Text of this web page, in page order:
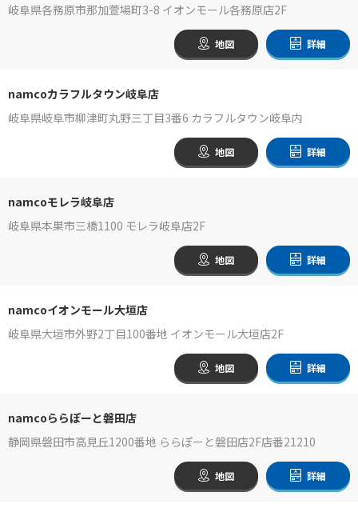
岐阜県各務原市那加萱場町3-8 イオンモール各務原店2F
地図 詳細
namcoカラフルタウン岐阜店
岐阜県岐阜市柳津町丸野三丁目3番6 カラフルタウン岐阜内
地図 詳細
namcoモレラ岐阜店
岐阜県本巣市三橋1100 モレラ岐阜店2F
地図 詳細
namcoイオンモール大垣店
岐阜県大垣市外野2丁目100番地 イオンモール大垣店2F
地図 詳細
namcoららぽーと磐田店
静岡県磐田市高見丘1200番地 ららぽーと磐田店2F店番21210
地図 詳細